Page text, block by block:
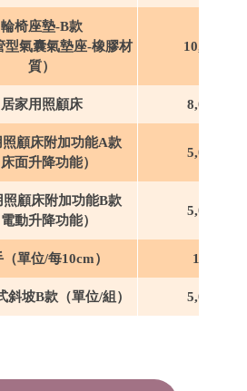
輪椅座墊-B款
型氣囊氣墊座-橡膠材
質）
10,000
居家用照顧床 8,000
照顧床附加功能A款
床面升降功能）
5,000
照顧床附加功能B款
電動升降功能）
5,000
（單位/每10cm） 150
斜坡B款 （單位/組） 5,000